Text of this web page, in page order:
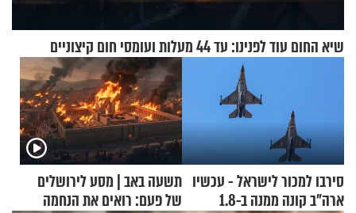
שיא החום עוד לפנינו: עד 44 מעלות ועומסי חום קיצוניים
סירבו למכור לישראל - עכשיו
ארה"ב קונה ממנה ב-1.8
תשעה באב | מסע לירושלים
של פעם: רואים את הנחמה